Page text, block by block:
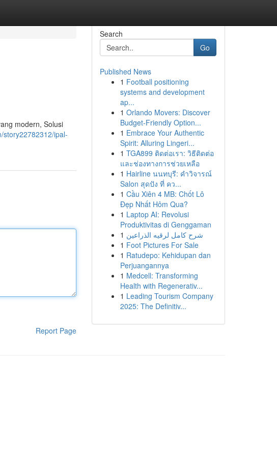
modern, Solusi
story22782312/ipal-
Report Page
Search
Go
Published News
1 Football positioning
systems and development
ap...
1 Orlando Movers: Discover
Budget-Friendly Option...
1 Embrace Your Authentic
Spirit: Alluring Lingeri...
1 TGA899 ติดต่อเรา: วิธีติดต่อ
และช่องทางการช่วยเหลือ
1 Hairline นนทบุรี: คำวิจารณ์
Salon สุดปัง ที่ คว...
1 Cầu Xiên 4 MB: Chốt Lô
Đẹp Nhất Hôm Qua?
1 Laptop AI: Revolusi
Produktivitas di Genggaman
1 شرح كامل لرقيه الذراعين
1 Foot Pictures For Sale
1 Ratudepo: Kehidupan dan
Perjuangannya
1 Medcell: Transforming
Health with Regenerativ...
1 Leading Tourism Company
2025: The Definitiv...